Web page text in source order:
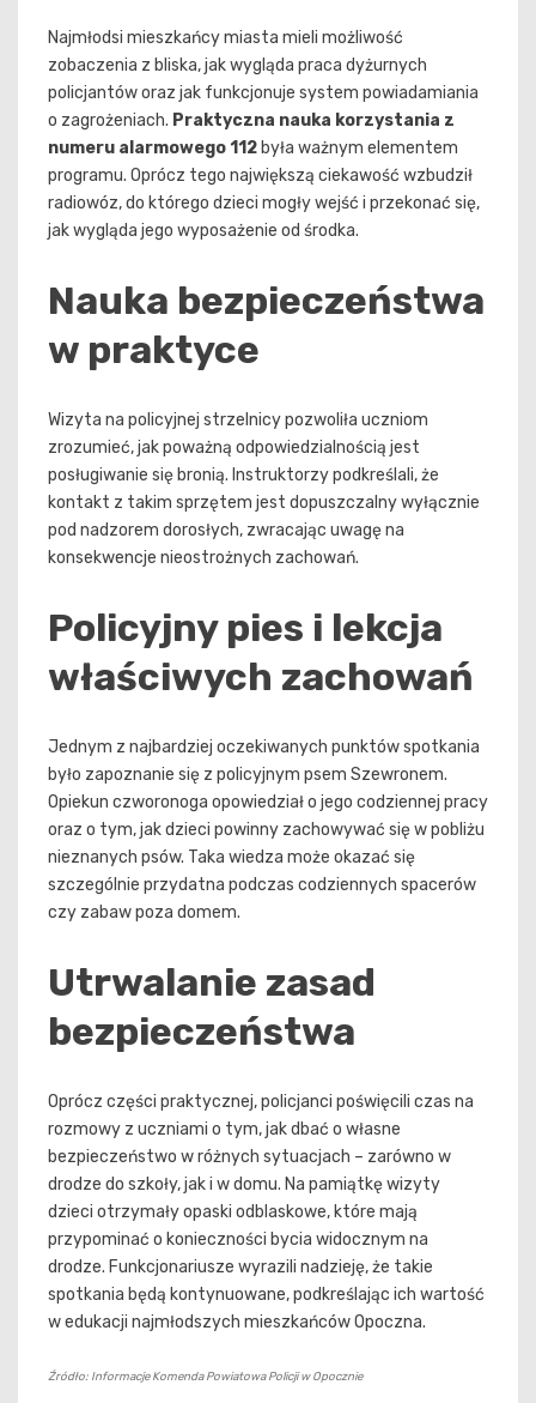
Najmłodsi mieszkańcy miasta mieli możliwość
zobaczenia z bliska, jak wygląda praca dyżurnych
policjantów oraz jak funkcjonuje system powiadamiania
o zagrożeniach. Praktyczna nauka korzystania z
numeru alarmowego 112 była ważnym elementem
programu. Oprócz tego największą ciekawość wzbudził
radiowóz, do którego dzieci mogły wejść i przekonać się,
jak wygląda jego wyposażenie od środka.
Nauka bezpieczeństwa
w praktyce
Wizyta na policyjnej strzelnicy pozwoliła uczniom
zrozumieć, jak poważną odpowiedzialnością jest
posługiwanie się bronią. Instruktorzy podkreślali, że
kontakt z takim sprzętem jest dopuszczalny wyłącznie
pod nadzorem dorosłych, zwracając uwagę na
konsekwencje nieostrożnych zachowań.
Policyjny pies i lekcja
właściwych zachowań
Jednym z najbardziej oczekiwanych punktów spotkania
było zapoznanie się z policyjnym psem Szewronem.
Opiekun czworonoga opowiedział o jego codziennej pracy
oraz o tym, jak dzieci powinny zachowywać się w pobliżu
nieznanych psów. Taka wiedza może okazać się
szczególnie przydatna podczas codziennych spacerów
czy zabaw poza domem.
Utrwalanie zasad
bezpieczeństwa
Oprócz części praktycznej, policjanci poświęcili czas na
rozmowy z uczniami o tym, jak dbać o własne
bezpieczeństwo w różnych sytuacjach – zarówno w
drodze do szkoły, jak i w domu. Na pamiątkę wizyty
dzieci otrzymały opaski odblaskowe, które mają
przypominać o konieczności bycia widocznym na
drodze. Funkcjonariusze wyrazili nadzieję, że takie
spotkania będą kontynuowane, podkreślając ich wartość
w edukacji najmłodszych mieszkańców Opoczna.
Źródło: Informacje Komenda Powiatowa Policji w Opocznie